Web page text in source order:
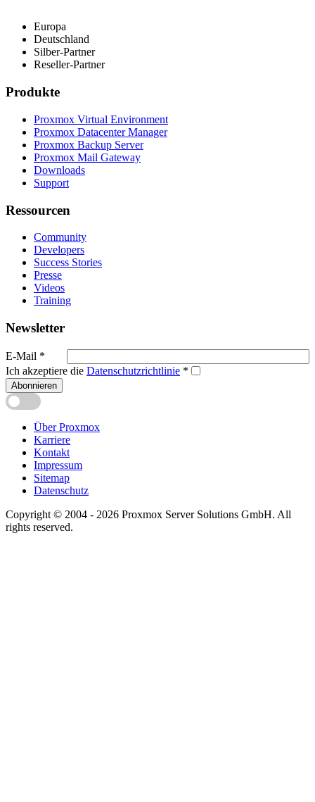
Europa
Deutschland
Silber-Partner
Reseller-Partner
Produkte
Proxmox Virtual Environment
Proxmox Datacenter Manager
Proxmox Backup Server
Proxmox Mail Gateway
Downloads
Support
Ressourcen
Community
Developers
Success Stories
Presse
Videos
Training
Newsletter
E-Mail *
Ich akzeptiere die Datenschutzrichtlinie *
Abonnieren
Über Proxmox
Karriere
Kontakt
Impressum
Sitemap
Datenschutz
Copyright © 2004 - 2026 Proxmox Server Solutions GmbH. All
rights reserved.